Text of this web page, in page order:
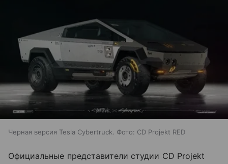
Черная версия Tesla Cybertruck. Фото: CD Projekt RED
Официальные представители студии CD Projekt